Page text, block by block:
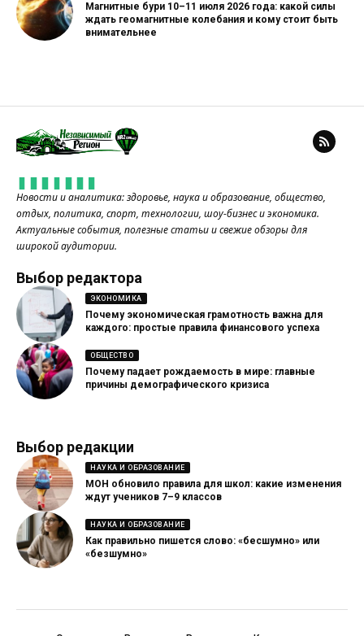
Магнитные бури 10–11 июля 2026 года: какой силы
ждать геомагнитные колебания и кому стоит быть
внимательнее
Новости и аналитика: здоровье, наука и образование, общество,
отдых, политика, спорт, технологии, шоу-бизнес и экономика.
Актуальные события, полезные статьи и свежие обзоры для
широкой аудитории.
Выбор редактора
ЭКОНОМИКА
Почему экономическая грамотность важна для
каждого: простые правила финансового успеха
ОБЩЕСТВО
Почему падает рождаемость в мире: главные
причины демографического кризиса
Выбор редакции
НАУКА И ОБРАЗОВАНИЕ
МОН обновило правила для школ: какие изменения
ждут учеников 7–9 классов
НАУКА И ОБРАЗОВАНИЕ
Как правильно пишется слово: «бесшумно» или
«безшумно»